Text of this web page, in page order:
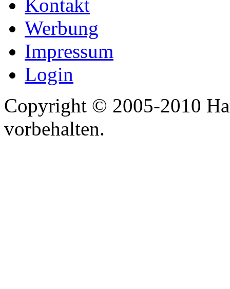
Kontakt
Werbung
Impressum
Login
Copyright © 2005-2010
vorbehalten.